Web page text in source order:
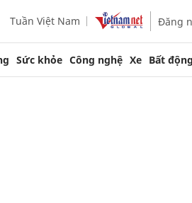
Tuần Việt Nam Đăng
Sức khỏe Công nghệ Xe Bất